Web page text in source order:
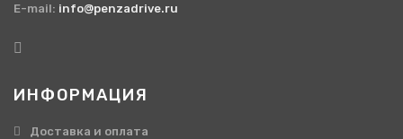
E-mail: info@penzadrive.ru
ИНФОРМАЦИЯ
Доставка и оплата